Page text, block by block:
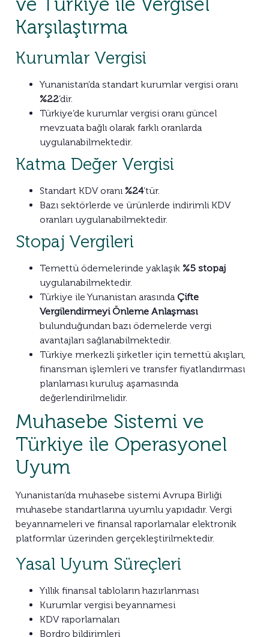
Karşılaştırma
Kurumlar Vergisi
Yunanistan’da standart kurumlar vergisi oranı
%22’dir.
Türkiye’de kurumlar vergisi oranı güncel
mevzuata bağlı olarak farklı oranlarda
uygulanabilmektedir.
Katma Değer Vergisi
Standart KDV oranı %24’tür.
Bazı sektörlerde ve ürünlerde indirimli KDV
oranları uygulanabilmektedir.
Stopaj Vergileri
Temettü ödemelerinde yaklaşık %5 stopaj
uygulanabilmektedir.
Türkiye ile Yunanistan arasında Çifte
Vergilendirmeyi Önleme Anlaşması
bulunduğundan bazı ödemelerde vergi
avantajları sağlanabilmektedir.
Türkiye merkezli şirketler için temettü akışları,
finansman işlemleri ve transfer fiyatlandırması
planlaması kuruluş aşamasında
değerlendirilmelidir.
Muhasebe Sistemi ve
Türkiye ile Operasyonel
Uyum
Yunanistan’da muhasebe sistemi Avrupa Birliği
muhasebe standartlarına uyumlu yapıdadır. Vergi
beyannameleri ve finansal raporlamalar elektronik
platformlar üzerinden gerçekleştirilmektedir.
Yasal Uyum Süreçleri
Yıllık finansal tabloların hazırlanması
Kurumlar vergisi beyannamesi
KDV raporlamaları
Bordro bildirimleri